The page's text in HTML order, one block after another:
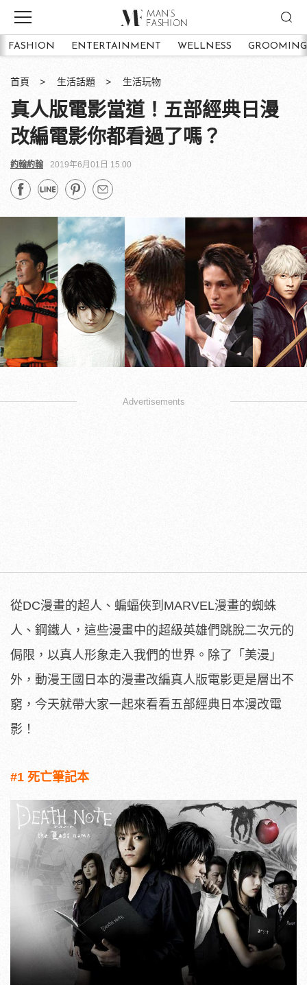
FASHION ENTERTAINMENT WELLNESS GROOMING
首頁 生活話題 生活玩物
真人版電影當道！五部經典日漫
改編電影你都看過了嗎？
約翰約翰 2019年6月01日 15:00
Advertisements
從DC漫畫的超人、蝙蝠俠到MARVEL漫畫的蜘蛛
人、鋼鐵人，這些漫畫中的超級英雄們跳脫二次元的
侷限，以真人形象走入我們的世界。除了「美漫」
外，動漫王國日本的漫畫改編真人版電影更是層出不
窮，今天就帶大家一起來看看五部經典日本漫改電
影！
#1 死亡筆記本